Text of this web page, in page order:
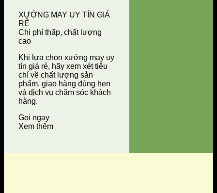
XƯỞNG MAY UY TÍN GIÁ
RẺ
Chi phí thấp, chất lượng
cao
Khi lựa chọn xưởng may uy
tín giá rẻ, hãy xem xét tiêu
chí về chất lượng sản
phẩm, giao hàng đúng hẹn
và dịch vụ chăm sóc khách
hàng.
Gọi ngay
Xem thêm